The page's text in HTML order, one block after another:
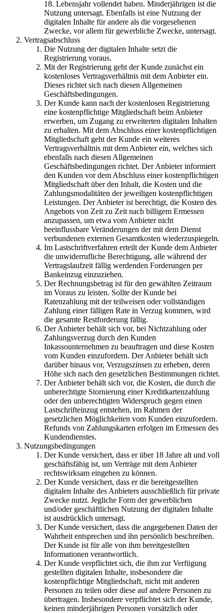
18. Lebensjahr vollendet haben. Minderjährigen ist die
Nutzung untersagt. Ebenfalls ist eine Nutzung der
digitalen Inhalte für andere als die vorgesehenen
Zwecke, vor allem für gewerbliche Zwecke, untersagt.
Vertragsabschluss
Die Nutzung der digitalen Inhalte setzt die
Registrierung voraus.
Mit der Registrierung geht der Kunde zunächst ein
kostenloses Vertragsverhältnis mit dem Anbieter ein.
Dieses richtet sich nach diesen Allgemeinen
Geschäftsbedingungen.
Der Kunde kann nach der kostenlosen Registrierung
eine kostenpflichtige Mitgliedschaft beim Anbieter
erwerben, um Zugang zu erweiterten digitalen Inhalten
zu erhalten. Mit dem Abschluss einer kostenpflichtigen
Mitgliedschaft geht der Kunde ein weiteres
Vertragsverhältnis mit dem Anbieter ein, welches sich
ebenfalls nach diesen Allgemeinen
Geschäftsbedingungen richtet. Der Anbieter informiert
den Kunden vor dem Abschluss einer kostenpflichtigen
Mitgliedschaft über den Inhalt, die Kosten und die
Zahlungsmodalitäten der jeweiligen kostenpflichtigen
Leistungen. Der Anbieter ist berechtigt, die Kosten des
Angebots von Zeit zu Zeit nach billigem Ermessen
anzupassen, um etwa vom Anbieter nicht
beeinflussbare Veränderungen der mit dem Dienst
verbundenen externen Gesamtkosten wiederzuspiegeln.
Im Lastschriftverfahren erteilt der Kunde dem Anbieter
die unwiderrufliche Berechtigung, alle während der
Vertragslaufzeit fällig werdenden Forderungen per
Bankeinzug einzuziehen.
Der Rechnungsbetrag ist für den gewählten Zeitraum
im Voraus zu leisten. Sollte der Kunde bei
Ratenzahlung mit der teilweisen oder vollständigen
Zahlung einer fälligen Rate in Verzug kommen, wird
die gesamte Restforderung fällig.
Der Anbieter behält sich vor, bei Nichtzahlung oder
Zahlungsverzug durch den Kunden
Inkassounternehmen zu beauftragen und diese Kosten
vom Kunden einzufordern. Der Anbieter behält sich
darüber hinaus vor, Verzugszinsen zu erheben, deren
Höhe sich nach den gesetzlichen Bestimmungen richtet.
Der Anbieter behält sich vor, die Kosten, die durch die
unberechtigte Stornierung einer Kreditkartenzahlung
oder den unberechtigten Widerspruch gegen einen
Lastschrifteinzug entstehen, im Rahmen der
gesetzlichen Möglichkeiten vom Kunden einzufordern.
Refunds von Zahlungskarten erfolgen im Ermessen des
Kundendienstes.
Nutzungsbedingungen
Der Kunde versichert, dass er über 18 Jahre alt und voll
geschäftsfähig ist, um Verträge mit dem Anbieter
rechtswirksam eingehen zu können.
Der Kunde versichert, dass er die bereitgestellten
digitalen Inhalte des Anbieters ausschließlich für private
Zwecke nutzt. Jegliche Form der gewerblichen
und/oder geschäftlichen Nutzung der digitalen Inhalte
ist ausdrücklich untersagt.
Der Kunde versichert, dass die angegebenen Daten der
Wahrheit entsprechen und ihn persönlich beschreiben.
Der Kunde ist für alle von ihm bereitgestellten
Informationen verantwortlich.
Der Kunde verpflichtet sich, die ihm zur Verfügung
gestellten digitalen Inhalte, insbesondere die
kostenpflichtige Mitgliedschaft, nicht mit anderen
Personen zu teilen oder diese auf andere Personen zu
übertragen. Insbesondere verpflichtet sich der Kunde,
keinen minderjährigen Personen vorsätzlich oder